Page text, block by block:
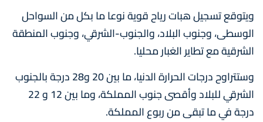
ويتوقع تسجيل هبات رياح قوية نوعا ما بكل من السواحل
الوسطى، وجنوب البلاد، والجنوب-الشرقي، وجنوب المنطقة
الشرقية مع تطاير الغبار محليا.
وستتراوح درجات الحرارة الدنيا، ما بين 20 و28 درجة بالجنوب
الشرقي للبلاد وأقصى جنوب المملكة، وما بين 12 و 22
درجة في ما تبقى من ربوع المملكة.